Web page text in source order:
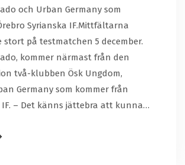
och Urban Germany som
Syrianska IF.Mittfältarna
stort på testmatchen 5 december.
kommer närmast från den
två-klubben Ösk Ungdom,
Germany som kommer från
IF. – Det känns jättebra att kunna…